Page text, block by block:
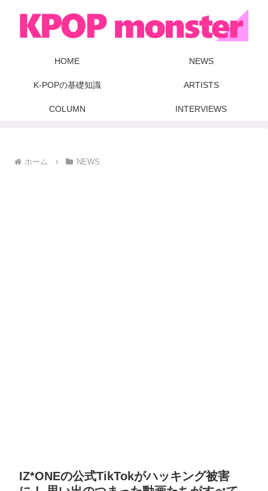
HOME NEWS
K-POPの基礎知識 ARTISTS
COLUMN INTERVIEWS
ホーム NEWS
IZ*ONEの公式TikTokがハッキング被害